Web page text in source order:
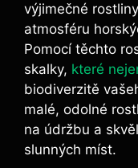
výjimečné
atmosféru
Pomocí těchto
skalky, které
biodiverzitě
malé, odolné
na údržbu a
slunných míst.